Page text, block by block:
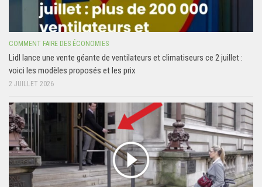
COMMENT FAIRE DES ÉCONOMIES
Lidl lance une vente géante de ventilateurs et climatiseurs ce 2 juillet :
voici les modèles proposés et les prix
2 JUILLET 2026